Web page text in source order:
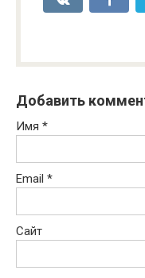
Добавить
Имя *
Email *
Сайт